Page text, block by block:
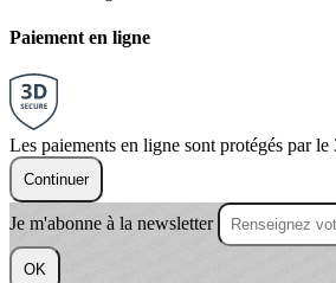
Paiement en ligne
Les paiements en ligne sont protégés par le
Continuer
Je m'abonne à la newsletter
OK